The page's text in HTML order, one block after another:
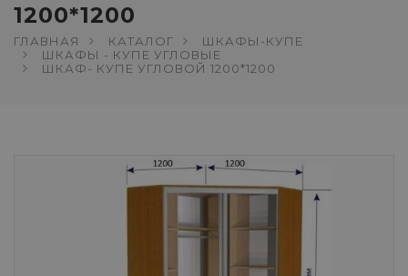
1200*1200
ГЛАВНАЯ КАТАЛОГ
ШКАФЫ-КУПЕ
ШКАФЫ - КУПЕ УГЛОВЫЕ
ШКАФ- КУПЕ УГЛОВОЙ 1200*1200